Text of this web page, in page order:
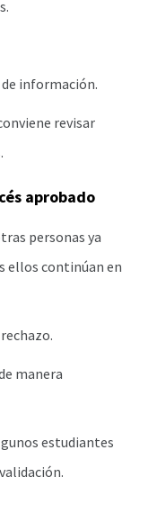
información.
revisar
aprobado
personas ya
ellos continúan en
manera
estudiantes